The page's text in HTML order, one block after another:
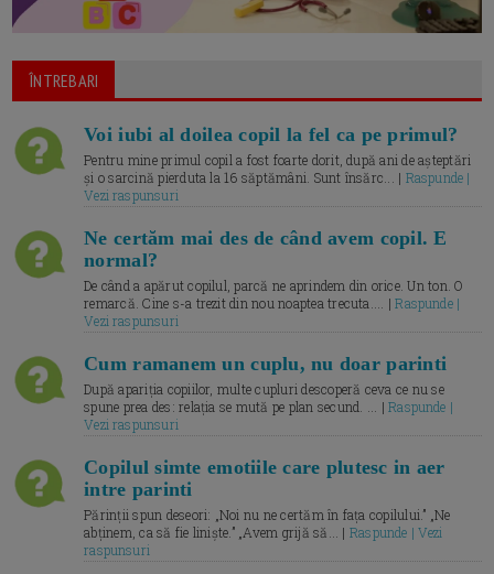
ÎNTREBARI
Voi iubi al doilea copil la fel ca pe primul?
Pentru mine primul copil a fost foarte dorit, după ani de așteptări
și o sarcină pierduta la 16 săptămâni. Sunt însărc... | Raspunde |
Vezi raspunsuri
Ne certăm mai des de când avem copil. E
normal?
De când a apărut copilul, parcă ne aprindem din orice. Un ton. O
remarcă. Cine s-a trezit din nou noaptea trecuta.... |Raspunde |
Vezi raspunsuri
Cum ramanem un cuplu, nu doar parinti
După apariția copiilor, multe cupluri descoperă ceva ce nu se
spune prea des: relația se mută pe plan secund. ... |Raspunde |
Vezi raspunsuri
Copilul simte emotiile care plutesc in aer
intre parinti
Părinții spun deseori: „Noi nu ne certăm în fața copilului.” „Ne
abținem, ca să fie liniște.” „Avem grijă să... | Raspunde | Vezi
raspunsuri